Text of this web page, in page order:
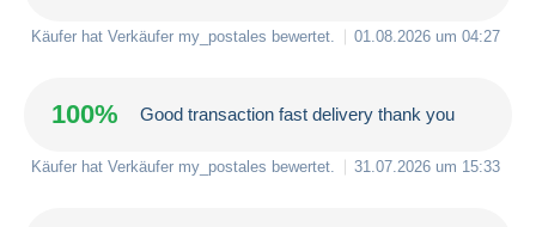
Käufer hat Verkäufer my_postales bewertet. 01.08.2026 um 04:27
100% Good transaction fast delivery thank you
Käufer hat Verkäufer my_postales bewertet. 31.07.2026 um 15:33